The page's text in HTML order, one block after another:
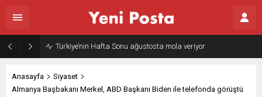
Anasayfa
Siyaset
Almanya Başbakanı Merkel, ABD Başkanı Biden ile telefonda görüştü